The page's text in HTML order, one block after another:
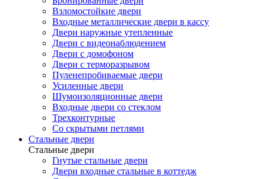
Взломостойкие двери
Входные металлические двери в кассу
Двери наружные утепленные
Двери с видеонаблюдением
Двери с домофоном
Двери с терморазрывом
Пуленепробиваемые двери
Усиленные двери
Шумоизоляционные двери
Входные двери со стеклом
Трехконтурные
Со скрытыми петлями
Стальные двери
Стальные двери
Гнутые стальные двери
Двери входные стальные в коттедж